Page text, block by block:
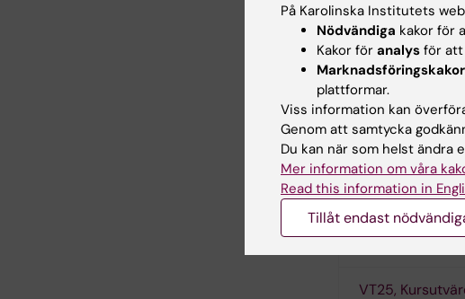
Kursvärderingen
fastställda av
nivå.
VT25,
På Karolinska Institutets
Nödvändiga kakor för
Kakor för analys för att
Marknadsföringskakor
plattformar.
Viss information kan
Genom att samtycka
Du kan när som helst ändra
Mer information om våra
Read this information in
Tillåt endast